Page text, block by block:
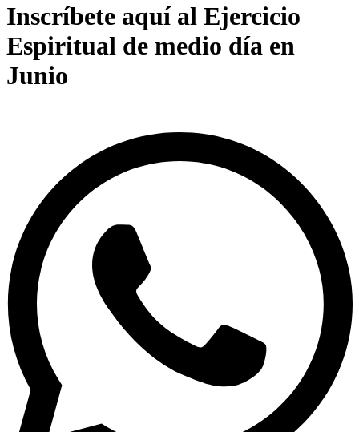
Inscríbete aquí al Ejercicio
Espiritual de medio día en
Junio